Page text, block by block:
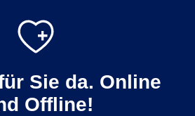
Sie da. Online
Offline!